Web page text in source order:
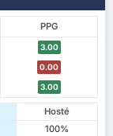
PPG
3.00
0.00
3.00
Hosté
100%